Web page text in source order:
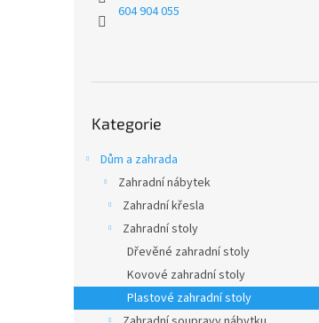
604 904 055
kategorie
Kategorie
Dům a zahrada
Zahradní nábytek
Zahradní křesla
Zahradní stoly
Dřevěné zahradní stoly
Kovové zahradní stoly
Plastové zahradní stoly